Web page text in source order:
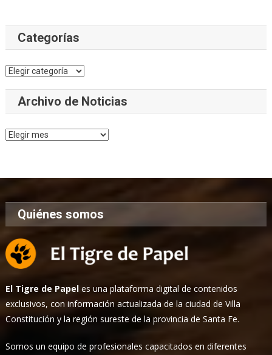
Categorías
Categorías
Archivo de Noticias
Archivo
Quiénes somos
El Tigre de Papel es una plataforma digital de contenidos
exclusivos, con información actualizada de la ciudad de Villa
Constitución y la región sureste de la provincia de Santa Fe.
Somos un equipo de profesionales capacitados en diferentes